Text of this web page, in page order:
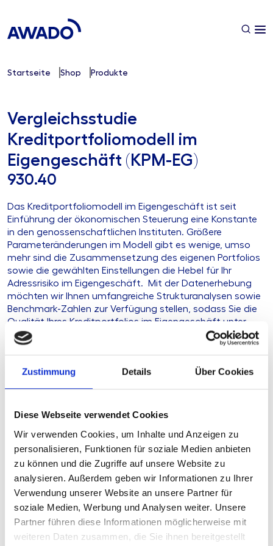
Zustimmung Details Über Cookies
Diese Webseite verwendet Cookies
Wir verwenden Cookies, um Inhalte und Anzeigen zu
personalisieren, Funktionen für soziale Medien anbieten
zu können und die Zugriffe auf unsere Website zu
analysieren. Außerdem geben wir Informationen zu Ihrer
Verwendung unserer Website an unsere Partner für
soziale Medien, Werbung und Analysen weiter. Unsere
Partner führen diese Informationen möglicherweise mit
weiteren Daten zusammen, die Sie ihnen bereitgestellt
Startseite Shop Produkte
Vergleichsstudie
Kreditportfoliomodell im
Eigengeschäft (KPM-EG)
930.40
Das Kreditportfoliomodell im Eigengeschäft ist seit
Einführung der ökonomischen Steuerung eine Konstante
in den genossenschaftlichen Instituten. Größere
Parameteränderungen im Modell gibt es wenige, umso
mehr sind die Zusammensetzung des eigenen Portfolios
sowie die gewählten Einstellungen die Hebel für Ihr
Adressrisiko im Eigengeschäft. Mit der Datenerhebung
möchten wir Ihnen umfangreiche Strukturanalysen sowie
Benchmark-Zahlen zur Verfügung stellen, sodass Sie die
Qualität Ihres Kreditportfolios im Eigengeschäft unter
Berücksichtigung anderer Primärinstitute besser
beurteilen können.
Unsere Lösung
Ihre Vorteile
Produkttyp Arbeitshilfe
Stand 07.07.2026
Geplante Aktualisierung derzeit keine